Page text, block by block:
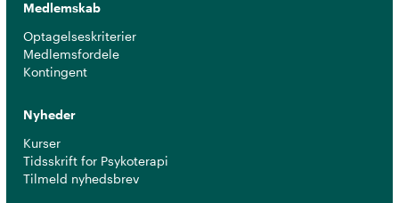
Medlemskab
Optagelseskriterier
Medlemsfordele
Kontingent
Nyheder
Kurser
Tidsskrift for Psykoterapi
Tilmeld nyhedsbrev